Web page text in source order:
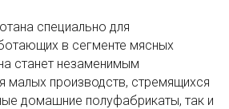
специально для
в сегменте мясных
станет незаменимым
малых производств, стремящихся
домашние полуфабрикаты, так и